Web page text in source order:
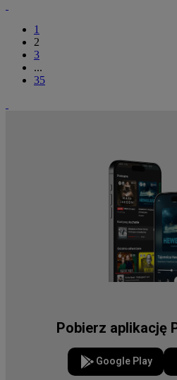
1
2
3
...
35
Pobierz aplikację
Google Play